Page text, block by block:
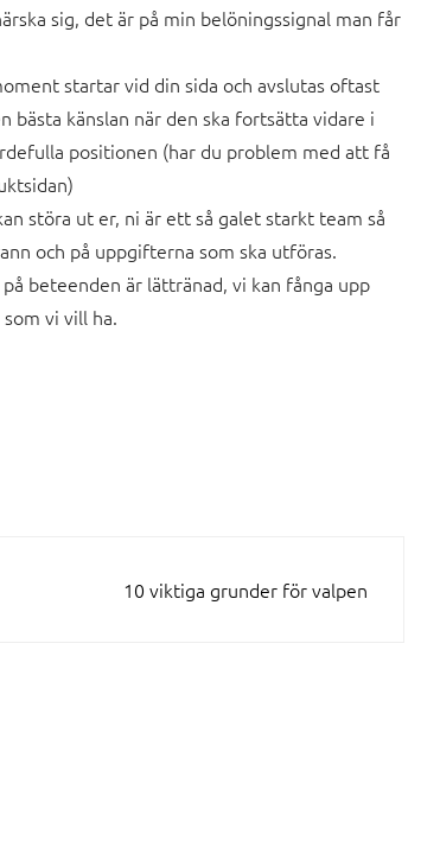
sig, det är på min belöningssignal man får
startar vid din sida och avslutas oftast
bästa känslan när den ska fortsätta vidare i
positionen (har du problem med att få
störa ut er, ni är ett så galet starkt team så
och på uppgifterna som ska utföras.
beteenden är lättränad, vi kan fånga upp
vi vill ha.
10 viktiga grunder för valpen